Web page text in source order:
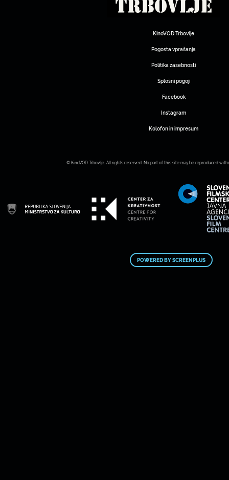
KinoVOD Trbovlje
Pogosta vprašanja
Politika zasebnosti
Splošni pogoji
Facebook
Instagram
Kolofon in impresum
© KinoVOD Trbovlje. All rights reserved. No part of this site may be reproduced
POWERED BY SCREENPLUS